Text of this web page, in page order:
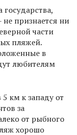
признается ни
части
пляжей.
в
любителям
км к западу от
за
от рыбного
хорошо